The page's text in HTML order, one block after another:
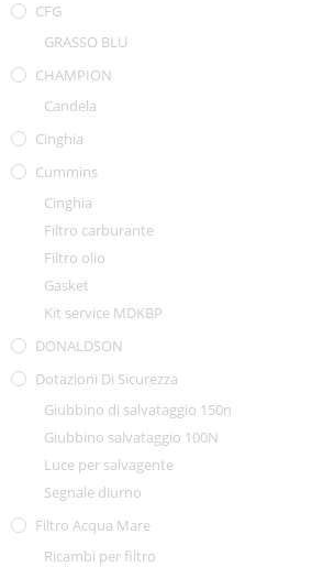
CFG
GRASSO BLU
CHAMPION
Candela
Cinghia
Cummins
Cinghia
Filtro carburante
Filtro olio
Gasket
Kit service MDKBP
DONALDSON
Dotazioni Di Sicurezza
Giubbino di salvataggio 150n
Giubbino salvataggio 100N
Luce per salvagente
Segnale diurno
Filtro Acqua Mare
Ricambi per filtro